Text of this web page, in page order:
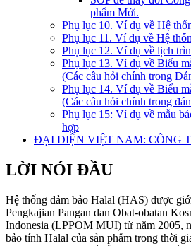
phẩm Mới.
Phụ lục 10. Ví dụ về Hệ
Phụ lục 11. Ví dụ về Hệ
Phụ lục 12. Ví dụ về lịch
Phụ lục 13. Ví dụ về Biểu
(Các câu hỏi chính trong
Phụ lục 14. Ví dụ về Biểu
(Các câu hỏi chính trong
Phụ lục 15: Ví dụ về mẫu
hợp
ĐẠI DIỆN VIỆT NAM: CÔNG
LỜI NÓI ĐẦU
Hệ thống đảm bảo Halal (HAS) được
Pengkajian Pangan dan Obat-obatan
Indonesia (LPPOM MUI) từ năm 2005,
bảo tính Halal của sản phẩm trong thời